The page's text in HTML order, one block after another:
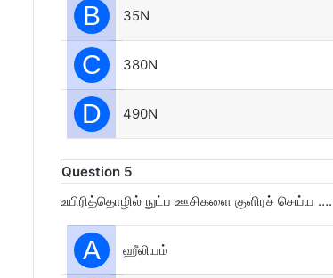
B 35N
C 380N
D 490N
Question 5
உயிரித்தொழில் நுட்ப ஊசிகளை குளிரச்
A ஹீலியம்